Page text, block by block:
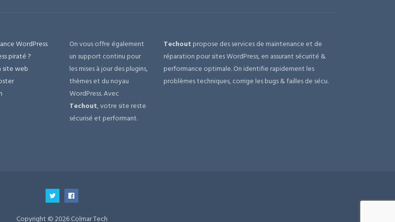
WordPress
piraté ?
site web
On vous offre également
un support continu pour
les mises à jour des plugins,
thèmes et du noyau
WordPress. Avec
Techout, votre site reste
sécurisé et performant.
Techout propose des services de maintenance et de
réparation pour sites WordPress, en assurant sécurité &
performance optimale. On identifie rapidement les
problèmes techniques, corrige les bugs & failles de sécu.
Copyright © 2026 Colmar Tech